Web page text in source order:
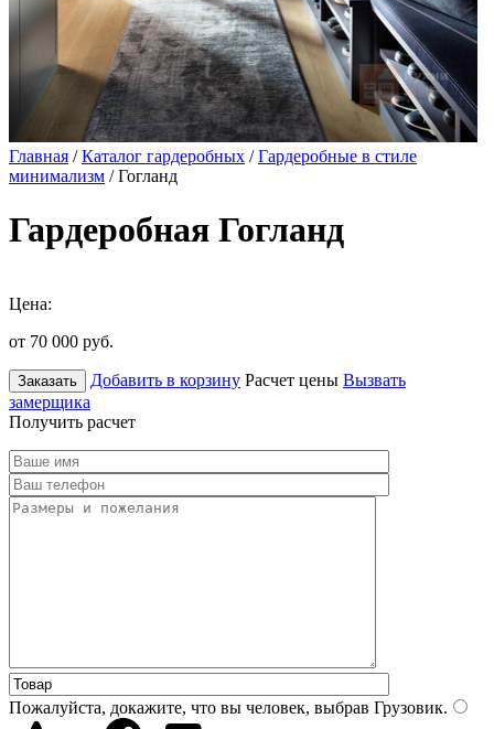
Главная /Каталог гардеробных /Гардеробные в стиле
минимализм / Гогланд
Гардеробная Гогланд
Цена:
от 70 000 руб.
Заказать Добавить в корзину Расчет цены Вызвать
замерщика
Получить расчет
Пожалуйста, докажите, что вы человек, выбрав Грузовик.